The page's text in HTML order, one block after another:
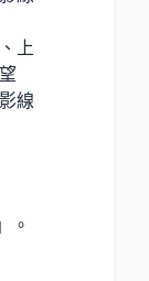
上
線
。